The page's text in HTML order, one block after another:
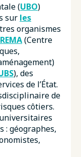
(UBO)
sur les
organismes
(Centre
), des
de l’État.
de
côtiers.
: géographes,